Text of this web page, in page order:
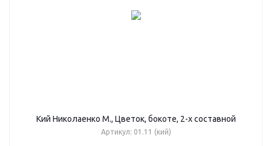
Кий Николаенко М., Цветок, бокоте, 2-х составной
Артикул: 01.11 (кий)